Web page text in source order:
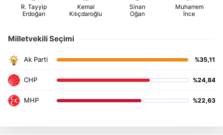
Milletvekili Seçimi
%35,11
%24,84
%22,63